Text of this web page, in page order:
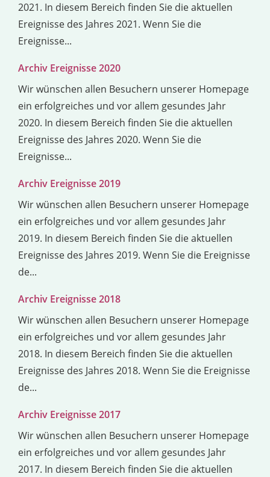
2021. In diesem Bereich finden Sie die aktuellen
Ereignisse des Jahres 2021. Wenn Sie die
Ereignisse...
Archiv Ereignisse 2020
Wir wünschen allen Besuchern unserer Homepage
ein erfolgreiches und vor allem gesundes Jahr
2020. In diesem Bereich finden Sie die aktuellen
Ereignisse des Jahres 2020. Wenn Sie die
Ereignisse...
Archiv Ereignisse 2019
Wir wünschen allen Besuchern unserer Homepage
ein erfolgreiches und vor allem gesundes Jahr
2019. In diesem Bereich finden Sie die aktuellen
Ereignisse des Jahres 2019. Wenn Sie die Ereignisse
de...
Archiv Ereignisse 2018
Wir wünschen allen Besuchern unserer Homepage
ein erfolgreiches und vor allem gesundes Jahr
2018. In diesem Bereich finden Sie die aktuellen
Ereignisse des Jahres 2018. Wenn Sie die Ereignisse
de...
Archiv Ereignisse 2017
Wir wünschen allen Besuchern unserer Homepage
ein erfolgreiches und vor allem gesundes Jahr
2017. In diesem Bereich finden Sie die aktuellen